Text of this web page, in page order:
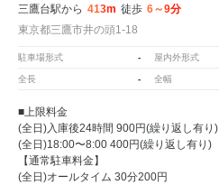
三鷹台駅から 413m 徒歩 6～9分
東京都三鷹市井の頭1-18
駐車場形式 - 屋内外形式
全長 - 全幅
■上限料金
(全日)入庫後24時間 900円(繰り返し有り)
(全日)18:00〜8:00 400円(繰り返し有り)
【通常駐車料金】
(全日)オールタイム 30分200円